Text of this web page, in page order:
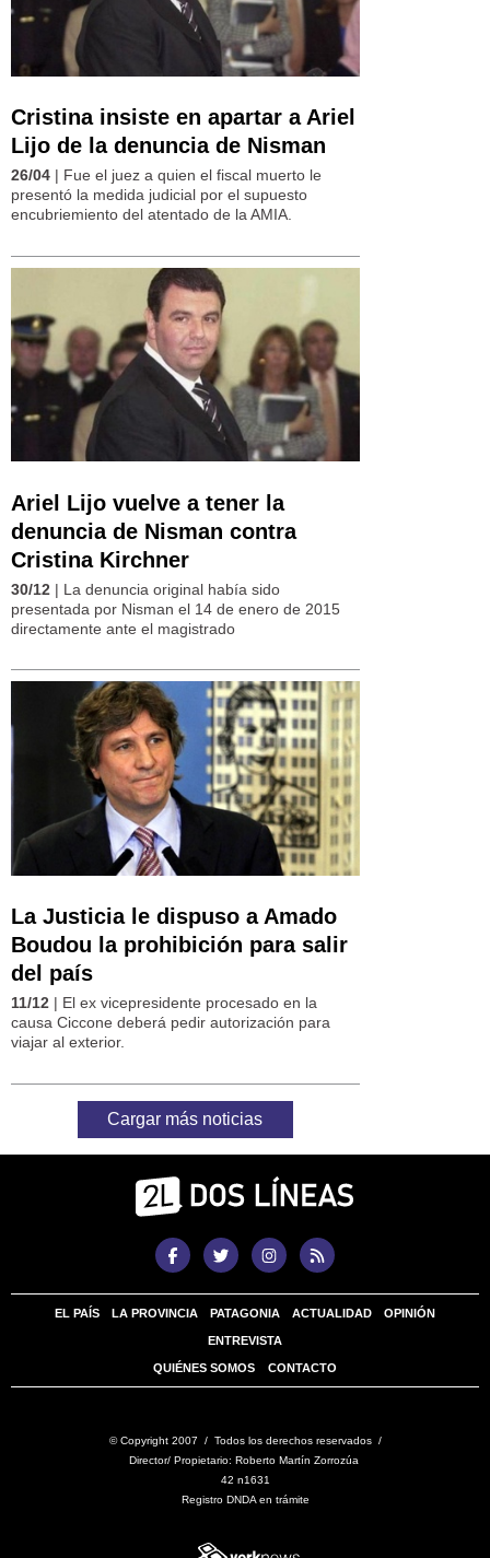
Cristina insiste en apartar a Ariel
Lijo de la denuncia de Nisman
26/04 | Fue el juez a quien el fiscal muerto le
presentó la medida judicial por el supuesto
encubriemiento del atentado de la AMIA.
Ariel Lijo vuelve a tener la
denuncia de Nisman contra
Cristina Kirchner
30/12 | La denuncia original había sido
presentada por Nisman el 14 de enero de 2015
directamente ante el magistrado
La Justicia le dispuso a Amado
Boudou la prohibición para salir
del país
11/12 | El ex vicepresidente procesado en la
causa Ciccone deberá pedir autorización para
viajar al exterior.
Cargar más noticias
EL PAÍS LA PROVINCIA PATAGONIA ACTUALIDAD OPINIÓN
ENTREVISTA
QUIÉNES SOMOS CONTACTO
© Copyright 2007 / Todos los derechos reservados /
Director/ Propietario: Roberto Martín Zorrozúa
42 n1631
Registro DNDA en trámite